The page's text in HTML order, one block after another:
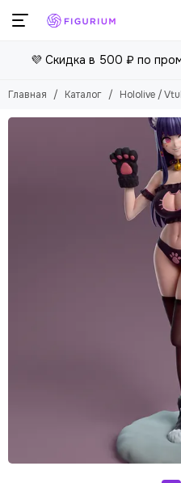
💜 Скидка в 500 ₽ по
Главная Каталог Hololive /